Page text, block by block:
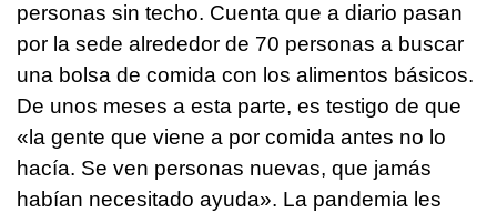
personas sin techo. Cuenta que a diario pasan
por la sede alrededor de 70 personas a buscar
una bolsa de comida con los alimentos básicos.
De unos meses a esta parte, es testigo de que
«la gente que viene a por comida antes no lo
hacía. Se ven personas nuevas, que jamás
habían necesitado ayuda». La pandemia les